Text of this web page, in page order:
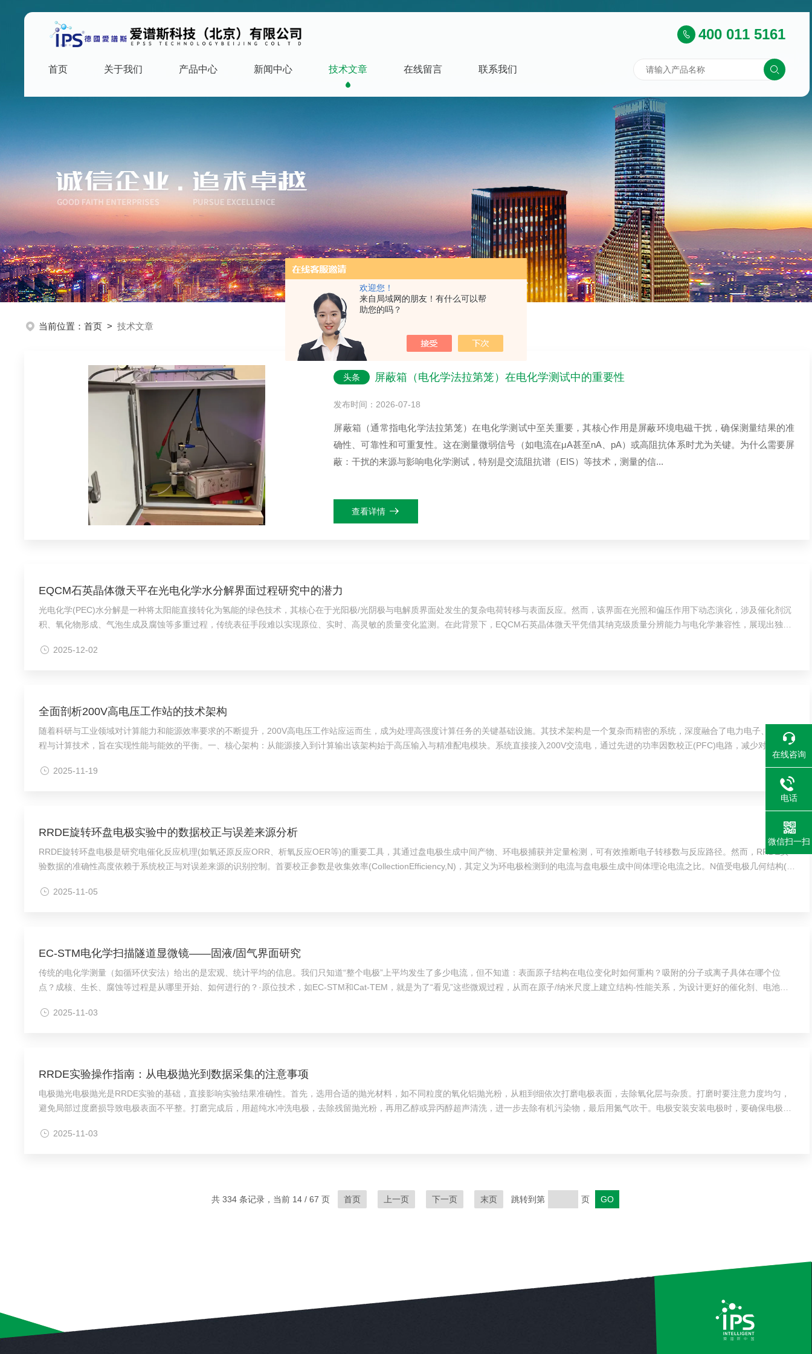
欢迎您！
来自局域网的朋友！有什么可以帮
助您的吗？
400 011 5161
首页 关于我们 产品中心 新闻中心 技术文章 在线留言 联系我们
当前位置： 首页 > 技术文章
头条 屏蔽箱（电化学法拉第笼）在电化学测试中的重要性
发布时间：2026-07-18
屏蔽箱（通常指电化学法拉第笼）在电化学测试中至关重要，其核心作用是屏蔽环境电磁干扰，确保测量结果的准
确性、可靠性和可重复性。这在测量微弱信号（如电流在μA甚至nA、pA）或高阻抗体系时尤为关键。为什么需要屏
蔽：干扰的来源与影响电化学测试，特别是交流阻抗谱（EIS）等技术，测量的信...
查看详情
EQCM石英晶体微天平在光电化学水分解界面过程研究中的潜力
光电化学(PEC)水分解是一种将太阳能直接转化为氢能的绿色技术，其核心在于光阳极/光阴极与电解质界面处发生的复杂电荷转移与表面反应。然而，该界面在光照和偏压作用下动态演化，涉及催化剂沉
积、氧化物形成、气泡生成及腐蚀等多重过程，传统表征手段难以实现原位、实时、高灵敏的质量变化监测。在此背景下，EQCM石英晶体微天平凭借其纳克级质量分辨能力与电化学兼容性，展现出独特
2025-12-02
全面剖析200V高电压工作站的技术架构
随着科研与工业领域对计算能力和能源效率要求的不断提升，200V高电压工作站应运而生，成为处理高强度计算任务的关键基础设施。其技术架构是一个复杂而精密的系统，深度融合了电力电子、散热工
程与计算技术，旨在实现性能与能效的平衡。一、核心架构：从能源接入到计算输出该架构始于高压输入与精准配电模块。系统直接接入200V交流电，通过先进的功率因数校正(PFC)电路，减少对电网的
2025-11-19
RRDE旋转环盘电极实验中的数据校正与误差来源分析
RRDE旋转环盘电极是研究电催化反应机理(如氧还原反应ORR、析氧反应OER等)的重要工具，其通过盘电极生成中间产物、环电极捕获并定量检测，可有效推断电子转移数与反应路径。然而，RRDE实
验数据的准确性高度依赖于系统校正与对误差来源的识别控制。首要校正参数是收集效率(CollectionEfficiency,N)，其定义为环电极检测到的电流与盘电极生成中间体理论电流之比。N值受电极几何结构(环
2025-11-05
EC-STM电化学扫描隧道显微镜——固液/固气界面研究
传统的电化学测量（如循环伏安法）给出的是宏观、统计平均的信息。我们只知道“整个电极”上平均发生了多少电流，但不知道：表面原子结构在电位变化时如何重构？吸附的分子或离子具体在哪个位
点？成核、生长、腐蚀等过程是从哪里开始、如何进行的？·原位技术，如EC-STM和Cat-TEM，就是为了“看见”这些微观过程，从而在原子/纳米尺度上建立结构-性能关系，为设计更好的催化剂、电池电
2025-11-03
RRDE实验操作指南：从电极抛光到数据采集的注意事项
电极抛光电极抛光是RRDE实验的基础，直接影响实验结果准确性。首先，选用合适的抛光材料，如不同粒度的氧化铝抛光粉，从粗到细依次打磨电极表面，去除氧化层与杂质。打磨时要注意力度均匀，
避免局部过度磨损导致电极表面不平整。打磨完成后，用超纯水冲洗电极，去除残留抛光粉，再用乙醇或异丙醇超声清洗，进一步去除有机污染物，最后用氮气吹干。电极安装安装电极时，要确保电极与
2025-11-03
共 334 条记录，当前 14 / 67 页 首页 上一页 下一页 末页 跳转到第 页
在线咨询
电话
微信扫一扫